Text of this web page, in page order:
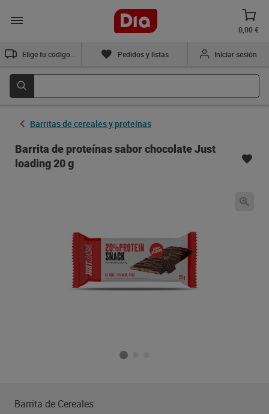
0,00 €
Pedidos y listas Iniciar sesión
Barritas de cereales y proteínas
Barrita de proteínas sabor chocolate Just
loading 20 g
Barrita de Cereales